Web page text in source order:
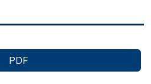
PDF